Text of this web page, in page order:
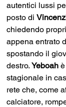
autentici lussi
posto di
chiedendo
appena entrato
spostando il
destro. Yeboah
stagionale in
rete che, come
calciatore,